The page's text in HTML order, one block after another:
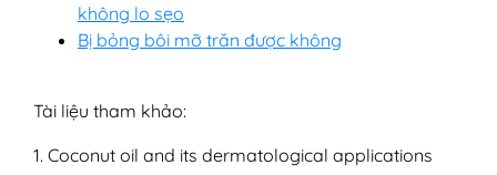
không lo sẹo
Bị bỏng bôi mỡ trăn được không
Tài liệu tham khảo:
1. Coconut oil and its dermatological applications